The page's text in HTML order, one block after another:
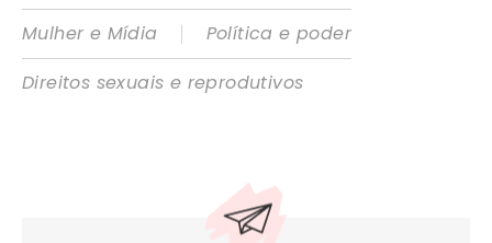
Mulher e Mídia
|
Política e poder
Direitos sexuais e reprodutivos